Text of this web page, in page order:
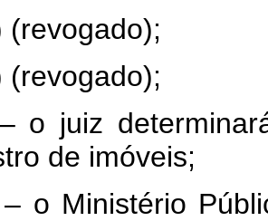
(revogado);
(revogado);
o juiz
de imóveis;
o Ministério